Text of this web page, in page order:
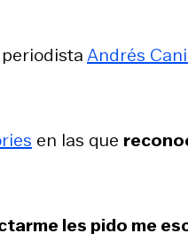
Andrés
en las que
les pido me